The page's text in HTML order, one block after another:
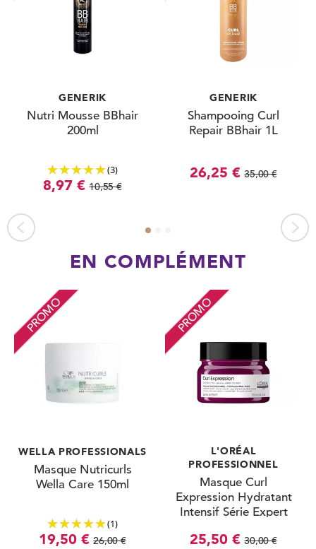
GENERIK
Nutri Mousse BBhair
200ml
(3)
8,97 € 10,55 €
GENERIK
Shampooing Curl
Repair BBhair 1L
26,25 € 35,00 €
EN COMPLÉMENT
PROMO
WELLA PROFESSIONALS
Masque Nutricurls
Wella Care 150ml
(1)
19,50 € 26,00 €
PROMO
L'ORÉAL
PROFESSIONNEL
Masque Curl
Expression Hydratant
Intensif Série Expert
25,50 € 30,00 €